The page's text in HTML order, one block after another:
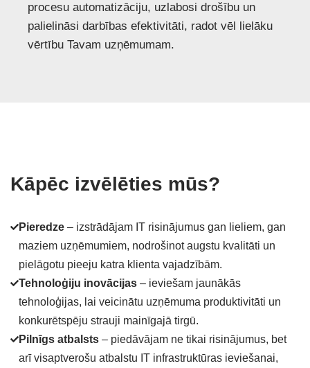
procesu automatizāciju, uzlabosi drošību un
palielināsi darbības efektivitāti, radot vēl lielāku
vērtību Tavam uzņēmumam.
Kāpēc izvēlēties mūs?
Pieredze – izstrādājam IT risinājumus gan lieliem, gan
maziem uzņēmumiem, nodrošinot augstu kvalitāti un
pielāgotu pieeju katra klienta vajadzībām.
Tehnoloģiju inovācijas – ieviešam jaunākās
tehnoloģijas, lai veicinātu uzņēmuma produktivitāti un
konkurētspēju strauji mainīgajā tirgū.
Pilnīgs atbalsts – piedāvājam ne tikai risinājumus, bet
arī visaptverošu atbalstu IT infrastruktūras ieviešanai,